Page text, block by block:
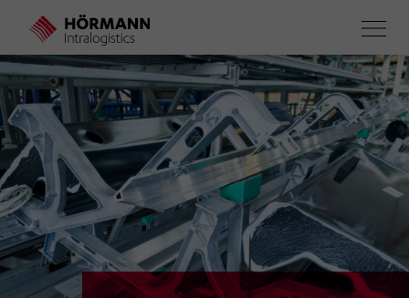
Direkt
Inhalt